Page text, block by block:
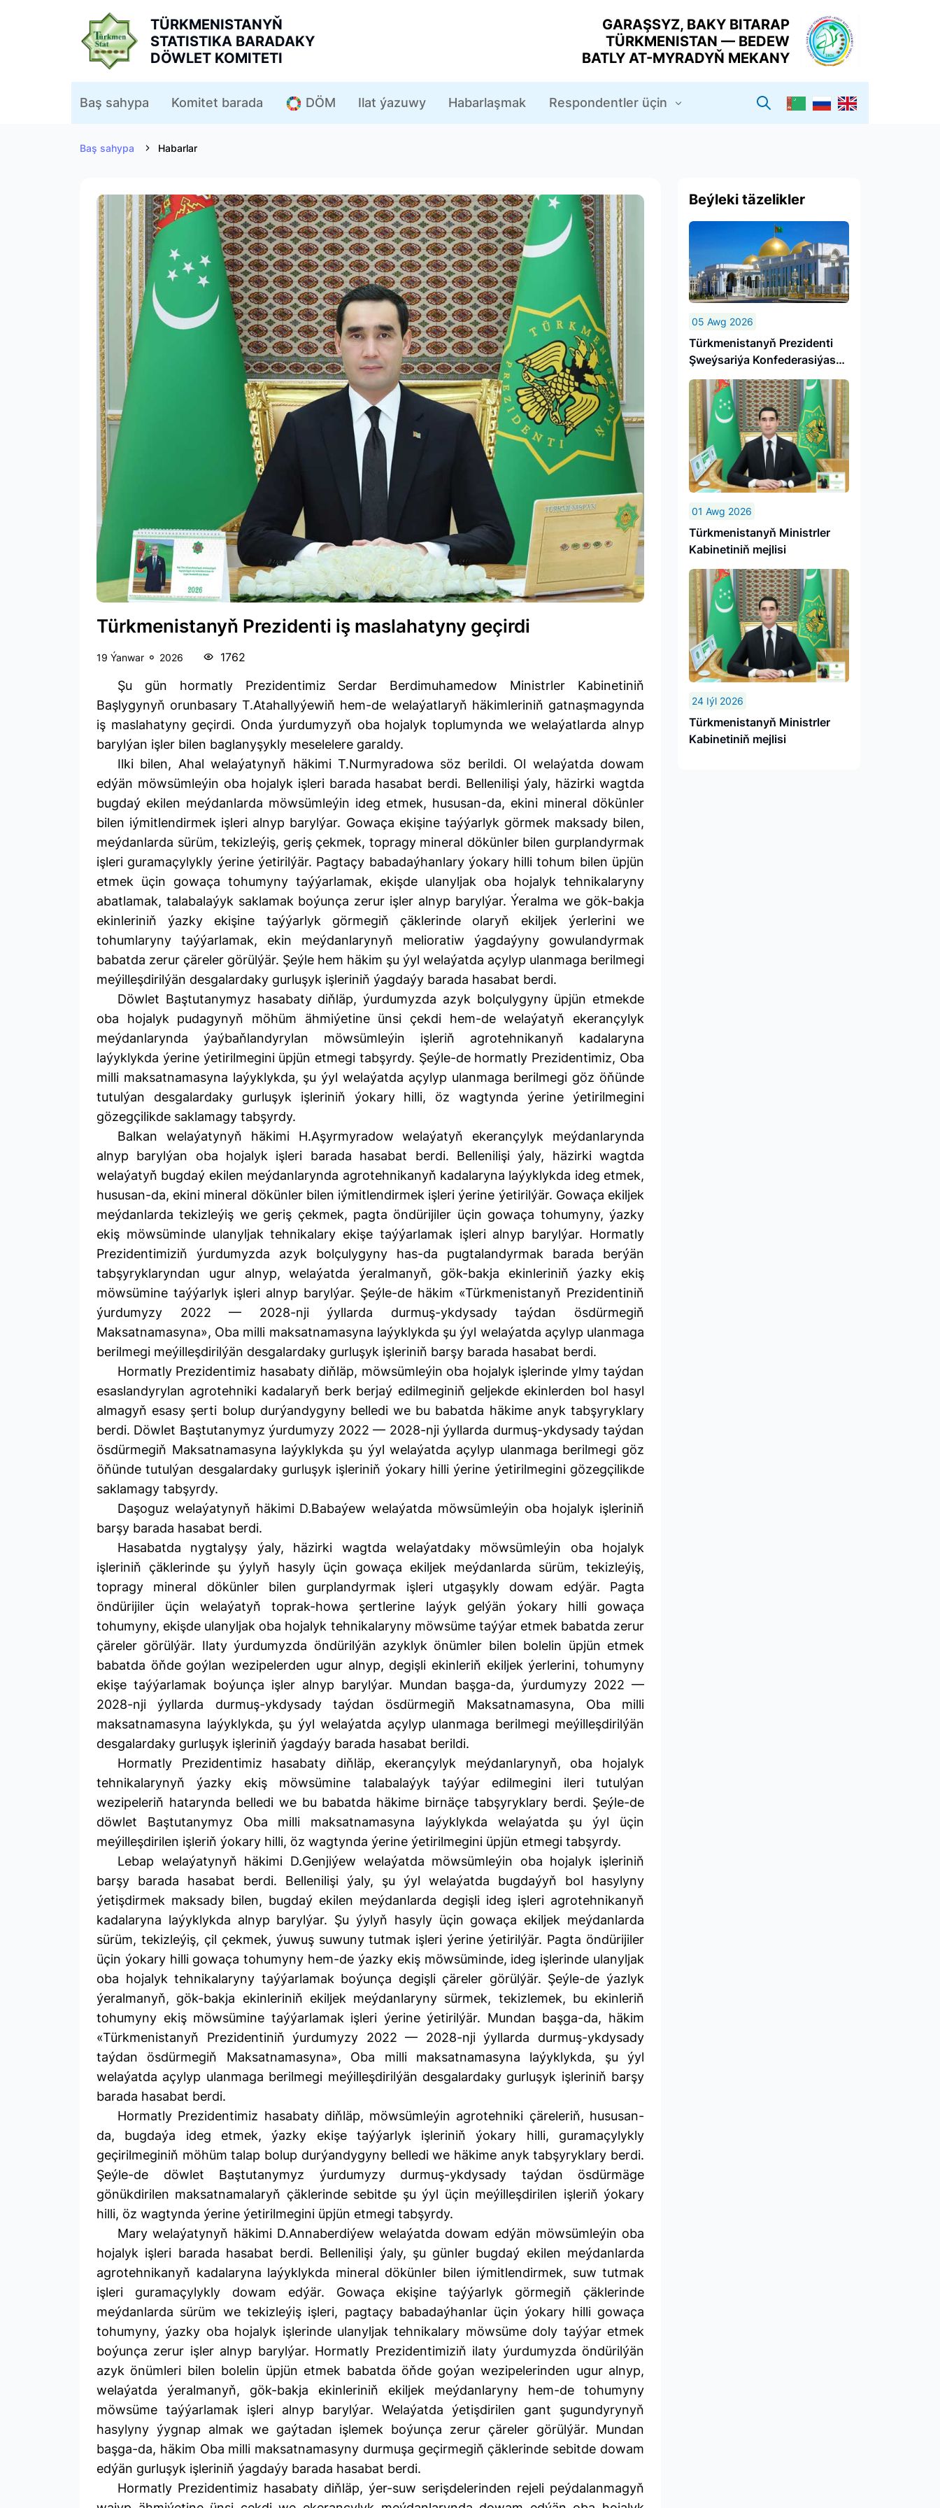
TÜRKMENISTANYŇ
STATISTIKA BARADAKY
DÖWLET KOMITETI
GARAŞSYZ, BAKY BITARAP
TÜRKMENISTAN — BEDEW
BATLY AT-MYRADYŇ MEKANY
Baş sahypa Komitet barada DÖM Ilat ýazuwy Habarlaşmak Respondentler üçin
Baş sahypa Habarlar
Türkmenistanyň Prezidenti iş maslahatyny geçirdi
19 Ýanwar 2026 1762
Şu gün hormatly Prezidentimiz Serdar Berdimuhamedow Ministrler Kabinetiniň
Başlygynyň orunbasary T.Atahallyýewiň hem-de welaýatlaryň häkimleriniň gatnaşmagynda
iş maslahatyny geçirdi. Onda ýurdumyzyň oba hojalyk toplumynda we welaýatlarda alnyp
barylýan işler bilen baglanyşykly meselelere garaldy.
Ilki bilen, Ahal welaýatynyň häkimi T.Nurmyradowa söz berildi. Ol welaýatda dowam
edýän möwsümleýin oba hojalyk işleri barada hasabat berdi. Bellenilişi ýaly, häzirki wagtda
bugdaý ekilen meýdanlarda möwsümleýin ideg etmek, hususan-da, ekini mineral dökünler
bilen iýmitlendirmek işleri alnyp barylýar. Gowaça ekişine taýýarlyk görmek maksady bilen,
meýdanlarda sürüm, tekizleýiş, geriş çekmek, topragy mineral dökünler bilen gurplandyrmak
işleri guramaçylykly ýerine ýetirilýär. Pagtaçy babadaýhanlary ýokary hilli tohum bilen üpjün
etmek üçin gowaça tohumyny taýýarlamak, ekişde ulanyljak oba hojalyk tehnikalaryny
abatlamak, talabalaýyk saklamak boýunça zerur işler alnyp barylýar. Ýeralma we gök-bakja
ekinleriniň ýazky ekişine taýýarlyk görmegiň çäklerinde olaryň ekiljek ýerlerini we
tohumlaryny taýýarlamak, ekin meýdanlarynyň melioratiw ýagdaýyny gowulandyrmak
babatda zerur çäreler görülýär. Şeýle hem häkim şu ýyl welaýatda açylyp ulanmaga berilmegi
meýilleşdirilýän desgalardaky gurluşyk işleriniň ýagdaýy barada hasabat berdi.
Döwlet Baştutanymyz hasabaty diňläp, ýurdumyzda azyk bolçulygyny üpjün etmekde
oba hojalyk pudagynyň möhüm ähmiýetine ünsi çekdi hem-de welaýatyň ekerançylyk
meýdanlarynda ýaýbaňlandyrylan möwsümleýin işleriň agrotehnikanyň kadalaryna
laýyklykda ýerine ýetirilmegini üpjün etmegi tabşyrdy. Şeýle-de hormatly Prezidentimiz, Oba
milli maksatnamasyna laýyklykda, şu ýyl welaýatda açylyp ulanmaga berilmegi göz öňünde
tutulýan desgalardaky gurluşyk işleriniň ýokary hilli, öz wagtynda ýerine ýetirilmegini
gözegçilikde saklamagy tabşyrdy.
Balkan welaýatynyň häkimi H.Aşyrmyradow welaýatyň ekerançylyk meýdanlarynda
alnyp barylýan oba hojalyk işleri barada hasabat berdi. Bellenilişi ýaly, häzirki wagtda
welaýatyň bugdaý ekilen meýdanlarynda agrotehnikanyň kadalaryna laýyklykda ideg etmek,
hususan-da, ekini mineral dökünler bilen iýmitlendirmek işleri ýerine ýetirilýär. Gowaça ekiljek
meýdanlarda tekizleýiş we geriş çekmek, pagta öndürijiler üçin gowaça tohumyny, ýazky
ekiş möwsüminde ulanyljak tehnikalary ekişe taýýarlamak işleri alnyp barylýar. Hormatly
Prezidentimiziň ýurdumyzda azyk bolçulygyny has-da pugtalandyrmak barada berýän
tabşyryklaryndan ugur alnyp, welaýatda ýeralmanyň, gök-bakja ekinleriniň ýazky ekiş
möwsümine taýýarlyk işleri alnyp barylýar. Şeýle-de häkim «Türkmenistanyň Prezidentiniň
ýurdumyzy 2022 — 2028-nji ýyllarda durmuş-ykdysady taýdan ösdürmegiň
Maksatnamasyna», Oba milli maksatnamasyna laýyklykda şu ýyl welaýatda açylyp ulanmaga
berilmegi meýilleşdirilýän desgalardaky gurluşyk işleriniň barşy barada hasabat berdi.
Hormatly Prezidentimiz hasabaty diňläp, möwsümleýin oba hojalyk işlerinde ylmy taýdan
esaslandyrylan agrotehniki kadalaryň berk berjaý edilmeginiň geljekde ekinlerden bol hasyl
almagyň esasy şerti bolup durýandygyny belledi we bu babatda häkime anyk tabşyryklary
berdi. Döwlet Baştutanymyz ýurdumyzy 2022 — 2028-nji ýyllarda durmuş-ykdysady taýdan
ösdürmegiň Maksatnamasyna laýyklykda şu ýyl welaýatda açylyp ulanmaga berilmegi göz
öňünde tutulýan desgalardaky gurluşyk işleriniň ýokary hilli ýerine ýetirilmegini gözegçilikde
saklamagy tabşyrdy.
Daşoguz welaýatynyň häkimi D.Babaýew welaýatda möwsümleýin oba hojalyk işleriniň
barşy barada hasabat berdi.
Hasabatda nygtalyşy ýaly, häzirki wagtda welaýatdaky möwsümleýin oba hojalyk
işleriniň çäklerinde şu ýylyň hasyly üçin gowaça ekiljek meýdanlarda sürüm, tekizleýiş,
topragy mineral dökünler bilen gurplandyrmak işleri utgaşykly dowam edýär. Pagta
öndürijiler üçin welaýatyň toprak-howa şertlerine laýyk gelýän ýokary hilli gowaça
tohumyny, ekişde ulanyljak oba hojalyk tehnikalaryny möwsüme taýýar etmek babatda zerur
çäreler görülýär. Ilaty ýurdumyzda öndürilýän azyklyk önümler bilen bolelin üpjün etmek
babatda öňde goýlan wezipelerden ugur alnyp, degişli ekinleriň ekiljek ýerlerini, tohumyny
ekişe taýýarlamak boýunça işler alnyp barylýar. Mundan başga-da, ýurdumyzy 2022 —
2028-nji ýyllarda durmuş-ykdysady taýdan ösdürmegiň Maksatnamasyna, Oba milli
maksatnamasyna laýyklykda, şu ýyl welaýatda açylyp ulanmaga berilmegi meýilleşdirilýän
desgalardaky gurluşyk işleriniň ýagdaýy barada hasabat berildi.
Hormatly Prezidentimiz hasabaty diňläp, ekerançylyk meýdanlarynyň, oba hojalyk
tehnikalarynyň ýazky ekiş möwsümine talabalaýyk taýýar edilmegini ileri tutulýan
wezipeleriň hatarynda belledi we bu babatda häkime birnäçe tabşyryklary berdi. Şeýle-de
döwlet Baştutanymyz Oba milli maksatnamasyna laýyklykda welaýatda şu ýyl üçin
meýilleşdirilen işleriň ýokary hilli, öz wagtynda ýerine ýetirilmegini üpjün etmegi tabşyrdy.
Lebap welaýatynyň häkimi D.Genjiýew welaýatda möwsümleýin oba hojalyk işleriniň
barşy barada hasabat berdi. Bellenilişi ýaly, şu ýyl welaýatda bugdaýyň bol hasylyny
ýetişdirmek maksady bilen, bugdaý ekilen meýdanlarda degişli ideg işleri agrotehnikanyň
kadalaryna laýyklykda alnyp barylýar. Şu ýylyň hasyly üçin gowaça ekiljek meýdanlarda
sürüm, tekizleýiş, çil çekmek, ýuwuş suwuny tutmak işleri ýerine ýetirilýär. Pagta öndürijiler
üçin ýokary hilli gowaça tohumyny hem-de ýazky ekiş möwsüminde, ideg işlerinde ulanyljak
oba hojalyk tehnikalaryny taýýarlamak boýunça degişli çäreler görülýär. Şeýle-de ýazlyk
ýeralmanyň, gök-bakja ekinleriniň ekiljek meýdanlaryny sürmek, tekizlemek, bu ekinleriň
tohumyny ekiş möwsümine taýýarlamak işleri ýerine ýetirilýär. Mundan başga-da, häkim
«Türkmenistanyň Prezidentiniň ýurdumyzy 2022 — 2028-nji ýyllarda durmuş-ykdysady
taýdan ösdürmegiň Maksatnamasyna», Oba milli maksatnamasyna laýyklykda, şu ýyl
welaýatda açylyp ulanmaga berilmegi meýilleşdirilýän desgalardaky gurluşyk işleriniň barşy
barada hasabat berdi.
Hormatly Prezidentimiz hasabaty diňläp, möwsümleýin agrotehniki çäreleriň, hususan-
da, bugdaýa ideg etmek, ýazky ekişe taýýarlyk işleriniň ýokary hilli, guramaçylykly
geçirilmeginiň möhüm talap bolup durýandygyny belledi we häkime anyk tabşyryklary berdi.
Şeýle-de döwlet Baştutanymyz ýurdumyzy durmuş-ykdysady taýdan ösdürmäge
gönükdirilen maksatnamalaryň çäklerinde sebitde şu ýyl üçin meýilleşdirilen işleriň ýokary
hilli, öz wagtynda ýerine ýetirilmegini üpjün etmegi tabşyrdy.
Mary welaýatynyň häkimi D.Annaberdiýew welaýatda dowam edýän möwsümleýin oba
hojalyk işleri barada hasabat berdi. Bellenilişi ýaly, şu günler bugdaý ekilen meýdanlarda
agrotehnikanyň kadalaryna laýyklykda mineral dökünler bilen iýmitlendirmek, suw tutmak
işleri guramaçylykly dowam edýär. Gowaça ekişine taýýarlyk görmegiň çäklerinde
meýdanlarda sürüm we tekizleýiş işleri, pagtaçy babadaýhanlar üçin ýokary hilli gowaça
tohumyny, ýazky oba hojalyk işlerinde ulanyljak tehnikalary möwsüme doly taýýar etmek
boýunça zerur işler alnyp barylýar. Hormatly Prezidentimiziň ilaty ýurdumyzda öndürilýän
azyk önümleri bilen bolelin üpjün etmek babatda öňde goýan wezipelerinden ugur alnyp,
welaýatda ýeralmanyň, gök-bakja ekinleriniň ekiljek meýdanlaryny hem-de tohumyny
möwsüme taýýarlamak işleri alnyp barylýar. Welaýatda ýetişdirilen gant şugundyrynyň
hasylyny ýygnap almak we gaýtadan işlemek boýunça zerur çäreler görülýär. Mundan
başga-da, häkim Oba milli maksatnamasyny durmuşa geçirmegiň çäklerinde sebitde dowam
edýän gurluşyk işleriniň ýagdaýy barada hasabat berdi.
Hormatly Prezidentimiz hasabaty diňläp, ýer-suw serişdelerinden rejeli peýdalanmagyň
Beýleki täzelikler
05 Awg 2026
Türk­me­nis­ta­nyň Prezidenti
Şweý­sa­ri­ýa Kon­fe­de­ra­si­ýa­sy­
nyň wi­se-prezidenti, Da­şa­ry
iş­ler fe­de­ral de­par­ta­men­ti­niň
baş­ly­gy­ny ka­bul et­di
01 Awg 2026
Türkmenistanyň Ministrler
Kabinetiniň mejlisi
24 Iýl 2026
Türkmenistanyň Ministrler
Kabinetiniň mejlisi